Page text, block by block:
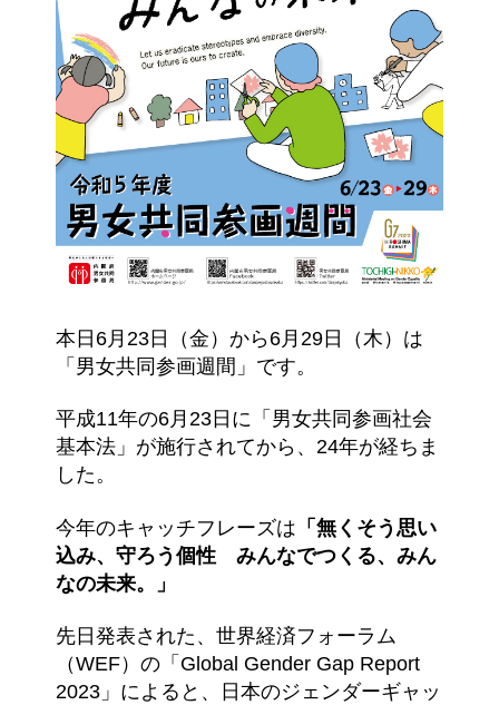
本日6月23日（金）から6月29日（木）は
「男女共同参画週間」です。
平成11年の6月23日に「男女共同参画社会
基本法」が施行されてから、24年が経ちま
した。
今年のキャッチフレーズは 「無くそう思い
込み、守ろう個性 みんなでつくる、みん
なの未来。」
先日発表された、世界経済フォーラム
（WEF）の「Global Gender Gap Report
2023」によると、日本のジェンダーギャッ